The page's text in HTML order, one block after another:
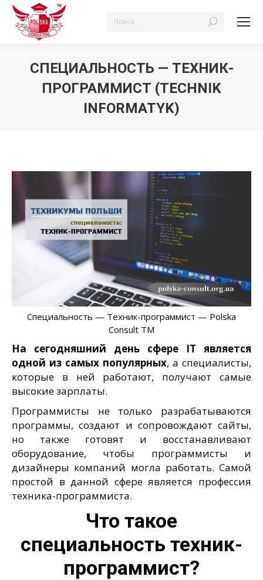
Поиск:
СПЕЦИАЛЬНОСТЬ — ТЕХНИК-
ПРОГРАММИСТ (TECHNIK
INFORMATYK)
Специальность — Техник-программист — Polska
Consult TM
На сегодняшний день сфере IT является
одной из самых популярных, а специалисты,
которые в ней работают, получают самые
высокие зарплаты.
Программисты не только разрабатываются
программы, создают и сопровождают сайты,
но также готовят и восстанавливают
оборудование, чтобы программисты и
дизайнеры компаний могла работать. Самой
простой в данной сфере является профессия
техника-программиста.
Что такое
специальность техник-
программист?